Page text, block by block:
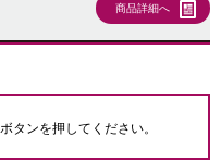
商品詳細へ
ボタンを押してください。